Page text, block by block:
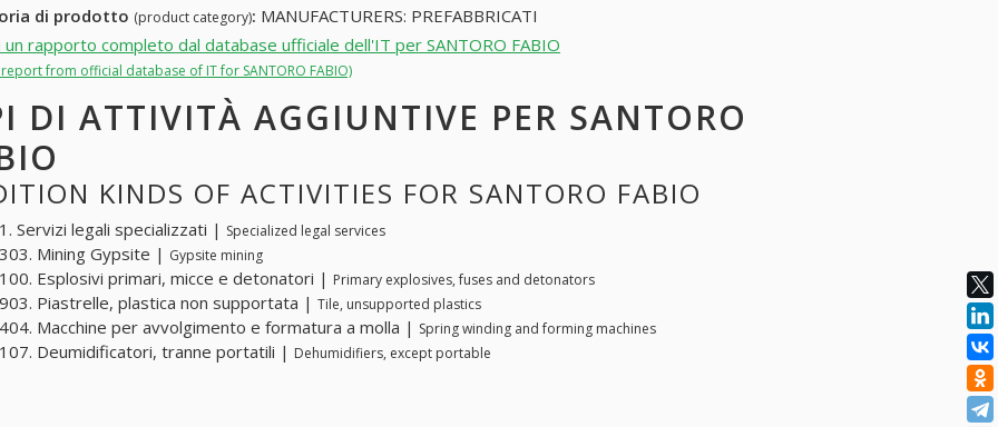
di prodotto (product category): MANUFACTURERS: PREFABBRICATI
rapporto completo dal database ufficiale dell'IT per SANTORO FABIO
from official database of IT for SANTORO FABIO)
DI ATTIVITÀ AGGIUNTIVE PER SANTORO
KINDS OF ACTIVITIES FOR SANTORO FABIO
Servizi legali specializzati | Specialized legal services
Mining Gypsite | Gypsite mining
Esplosivi primari, micce e detonatori | Primary explosives, fuses and detonators
Piastrelle, plastica non supportata | Tile, unsupported plastics
Macchine per avvolgimento e formatura a molla | Spring winding and forming machines
Deumidificatori, tranne portatili | Dehumidifiers, except portable